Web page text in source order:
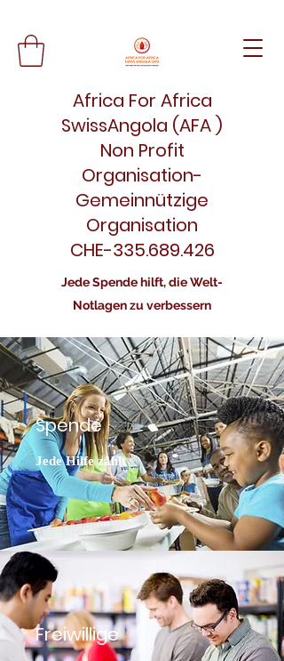
Africa For Africa
SwissAngola (AFA )
Non Profit
Organisation-
Gemeinnützige
Organisation
CHE-335.689.426
Jede Spende hilft, die Welt-
Notlagen zu verbessern
Spende
Jede Hilfe zählt
Freiwillige